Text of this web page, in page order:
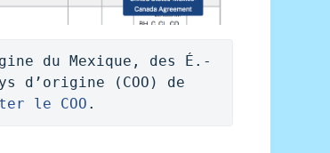
du Mexique, des É.-
d’origine (COO) de
le COO .